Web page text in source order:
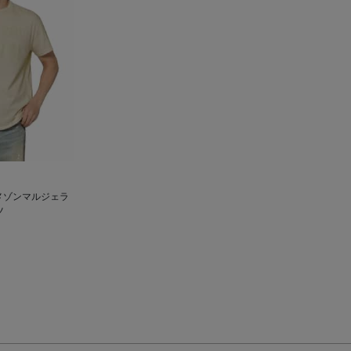
ゾンマルジェラ